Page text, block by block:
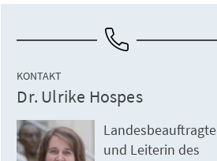
KONTAKT
Dr. Ulrike Hospes
Landesbeauftragte
und Leiterin des